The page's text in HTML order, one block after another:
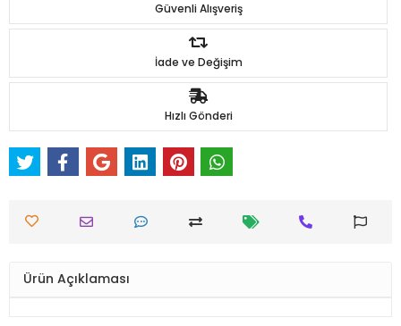
Güvenli Alışveriş
İade ve Değişim
Hızlı Gönderi
Ürün Açıklaması